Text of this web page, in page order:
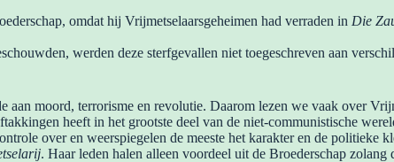
omdat hij Vrijmetselaarsgeheimen had verraden in Die
werden deze sterfgevallen niet toegeschreven aan
moord, terrorisme en revolutie. Daarom lezen we vaak over
heeft in het grootste deel van de niet-communistische
over en weerspiegelen de meeste het karakter en de politieke
. Haar leden halen alleen voordeel uit de Broederschap zolang